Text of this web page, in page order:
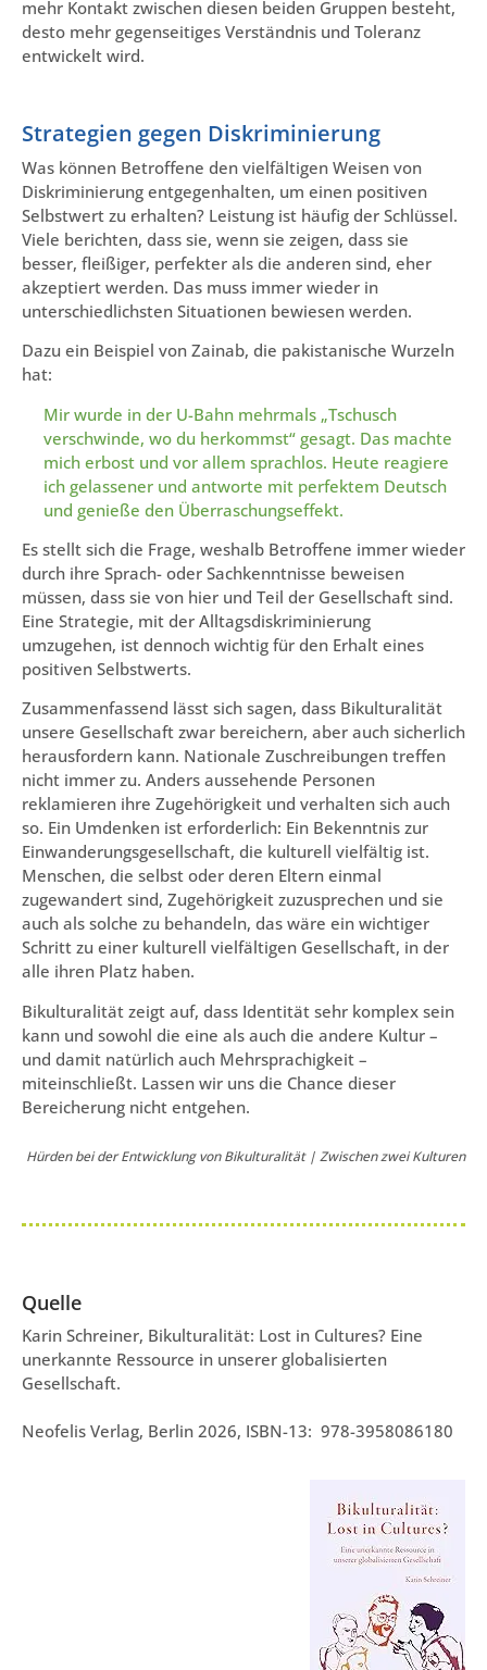
mehr Kontakt zwischen diesen beiden Gruppen besteht,
desto mehr gegenseitiges Verständnis und Toleranz
entwickelt wird.
Strategien gegen Diskriminierung
Was können Betroffene den vielfältigen Weisen von
Diskriminierung entgegenhalten, um einen positiven
Selbstwert zu erhalten? Leistung ist häufig der Schlüssel.
Viele berichten, dass sie, wenn sie zeigen, dass sie
besser, fleißiger, perfekter als die anderen sind, eher
akzeptiert werden. Das muss immer wieder in
unterschiedlichsten Situationen bewiesen werden.
Dazu ein Beispiel von Zainab, die pakistanische Wurzeln
hat:
Mir wurde in der U-Bahn mehrmals „Tschusch
verschwinde, wo du herkommst“ gesagt. Das machte
mich erbost und vor allem sprachlos. Heute reagiere
ich gelassener und antworte mit perfektem Deutsch
und genieße den Überraschungseffekt.
Es stellt sich die Frage, weshalb Betroffene immer wieder
durch ihre Sprach- oder Sachkenntnisse beweisen
müssen, dass sie von hier und Teil der Gesellschaft sind.
Eine Strategie, mit der Alltagsdiskriminierung
umzugehen, ist dennoch wichtig für den Erhalt eines
positiven Selbstwerts.
Zusammenfassend lässt sich sagen, dass Bikulturalität
unsere Gesellschaft zwar bereichern, aber auch sicherlich
herausfordern kann. Nationale Zuschreibungen treffen
nicht immer zu. Anders aussehende Personen
reklamieren ihre Zugehörigkeit und verhalten sich auch
so. Ein Umdenken ist erforderlich: Ein Bekenntnis zur
Einwanderungsgesellschaft, die kulturell vielfältig ist.
Menschen, die selbst oder deren Eltern einmal
zugewandert sind, Zugehörigkeit zuzusprechen und sie
auch als solche zu behandeln, das wäre ein wichtiger
Schritt zu einer kulturell vielfältigen Gesellschaft, in der
alle ihren Platz haben.
Bikulturalität zeigt auf, dass Identität sehr komplex sein
kann und sowohl die eine als auch die andere Kultur –
und damit natürlich auch Mehrsprachigkeit –
miteinschließt. Lassen wir uns die Chance dieser
Bereicherung nicht entgehen.
Hürden bei der Entwicklung von Bikulturalität | Zwischen zwei Kulturen
Quelle
Karin Schreiner, Bikulturalität: Lost in Cultures? Eine
unerkannte Ressource in unserer globalisierten
Gesellschaft.
Neofelis Verlag, Berlin 2026, ISBN-13: ‎ 978-3958086180